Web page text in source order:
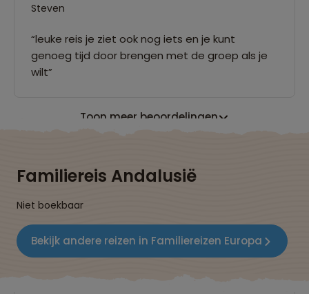
Steven
“leuke reis je ziet ook nog iets en je kunt
genoeg tijd door brengen met de groep als je
wilt”
Toon meer beoordelingen
Familiereis Andalusië
Niet boekbaar
Bekijk andere reizen in Familiereizen Europa